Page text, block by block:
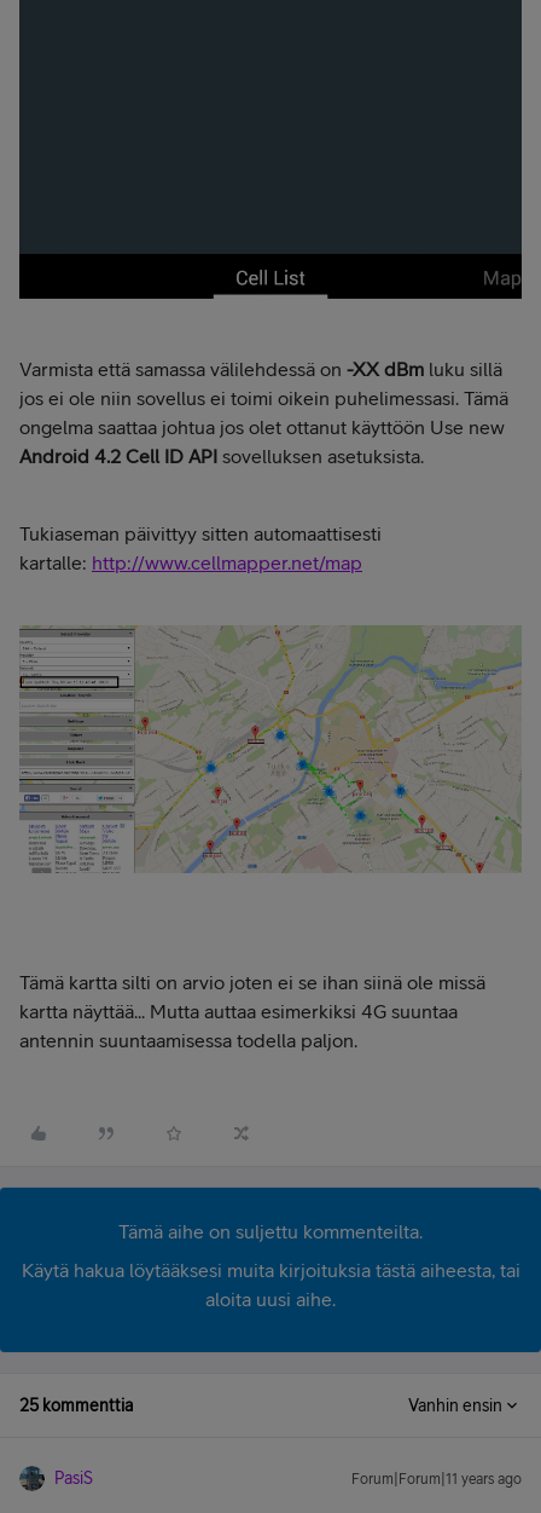
Varmista että samassa välilehdessä on -XX dBm luku sillä
jos ei ole niin sovellus ei toimi oikein puhelimessasi. Tämä
ongelma saattaa johtua jos olet ottanut käyttöön Use new
Android 4.2 Cell ID API sovelluksen asetuksista.
Tukiaseman päivittyy sitten automaattisesti
kartalle: http://www.cellmapper.net/map
Tämä kartta silti on arvio joten ei se ihan siinä ole missä
kartta näyttää... Mutta auttaa esimerkiksi 4G suuntaa
antennin suuntaamisessa todella paljon.
Tämä aihe on suljettu kommenteilta.
Käytä hakua löytääksesi muita kirjoituksia tästä aiheesta, tai
aloita uusi aihe.
25 kommenttia Vanhin ensin
PasiS Forum|Forum|11 years ago